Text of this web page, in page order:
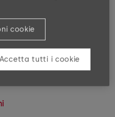
cookie
Accetta tutti i cookie